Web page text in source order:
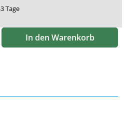
Tage
Wert ein oder benutze
In den Warenkorb